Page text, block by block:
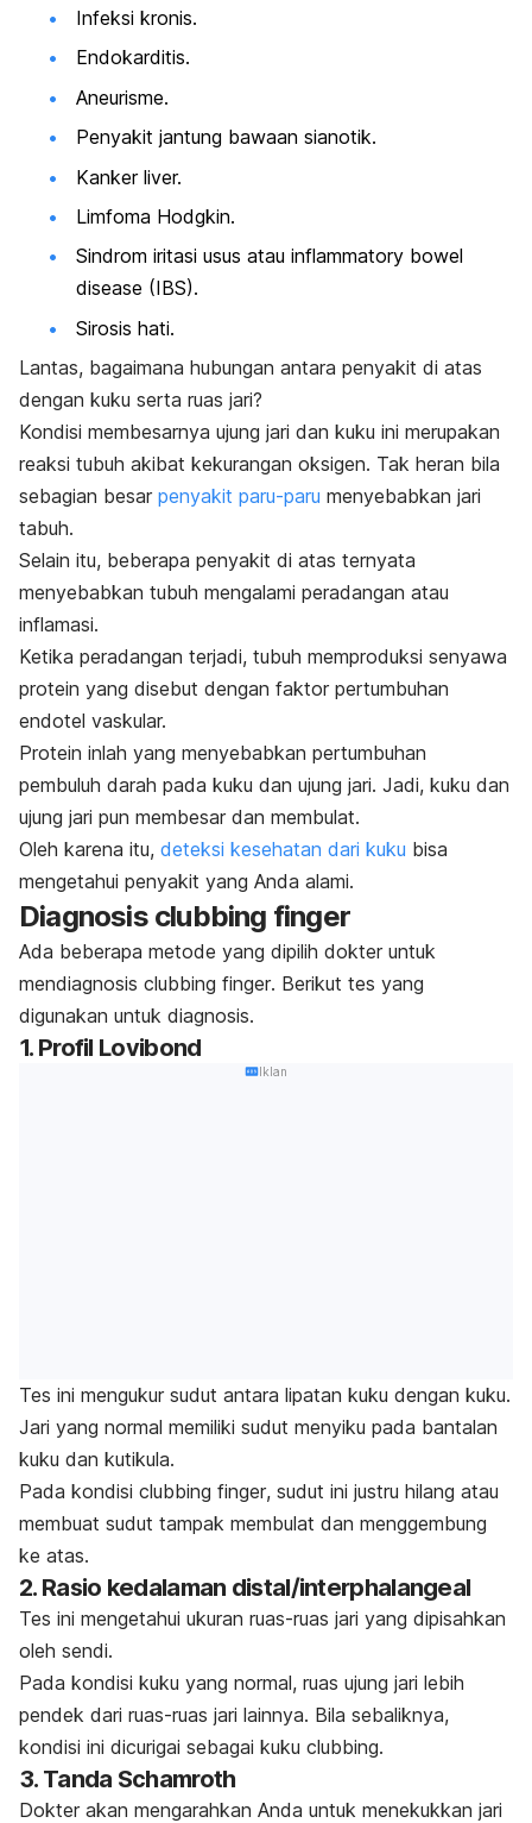
Infeksi kronis.
Endokarditis.
Aneurisme.
Penyakit jantung bawaan sianotik.
Kanker liver.
Limfoma Hodgkin.
Sindrom iritasi usus atau inflammatory bowel
disease (IBS).
Sirosis hati.
Lantas, bagaimana hubungan antara penyakit di atas
dengan kuku serta ruas jari?
Kondisi membesarnya ujung jari dan kuku ini merupakan
reaksi tubuh akibat kekurangan oksigen. Tak heran bila
sebagian besar penyakit paru-paru menyebabkan jari
tabuh.
Selain itu, beberapa penyakit di atas ternyata
menyebabkan tubuh mengalami peradangan atau
inflamasi.
Ketika peradangan terjadi, tubuh memproduksi senyawa
protein yang disebut dengan faktor pertumbuhan
endotel vaskular.
Protein inlah yang menyebabkan pertumbuhan
pembuluh darah pada kuku dan ujung jari. Jadi, kuku dan
ujung jari pun membesar dan membulat.
Oleh karena itu, deteksi kesehatan dari kuku bisa
mengetahui penyakit yang Anda alami.
Diagnosis clubbing finger
Ada beberapa metode yang dipilih dokter untuk
mendiagnosis clubbing finger. Berikut tes yang
digunakan untuk diagnosis.
1. Profil Lovibond
Iklan
Tes ini mengukur sudut antara lipatan kuku dengan kuku.
Jari yang normal memiliki sudut menyiku pada bantalan
kuku dan kutikula.
Pada kondisi clubbing finger, sudut ini justru hilang atau
membuat sudut tampak membulat dan menggembung
ke atas.
2. Rasio kedalaman distal/interphalangeal
Tes ini mengetahui ukuran ruas-ruas jari yang dipisahkan
oleh sendi.
Pada kondisi kuku yang normal, ruas ujung jari lebih
pendek dari ruas-ruas jari lainnya. Bila sebaliknya,
kondisi ini dicurigai sebagai kuku clubbing.
3. Tanda Schamroth
Dokter akan mengarahkan Anda untuk menekukkan jari